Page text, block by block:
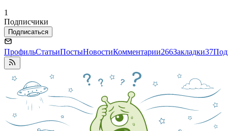
1
Подписчики
Подписаться
ПрофильСтатьиПостыНовостиКомментарии266Закладки37